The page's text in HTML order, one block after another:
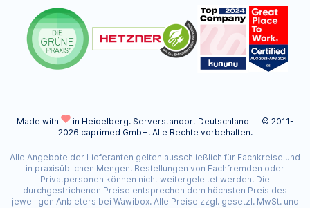
Made with in Heidelberg. Serverstandort Deutschland — © 2011-
2026 caprimed GmbH. Alle Rechte vorbehalten.
Alle Angebote der Lieferanten gelten ausschließlich für Fachkreise und
in praxisüblichen Mengen. Bestellungen von Fachfremden oder
Privatpersonen können nicht weitergeleitet werden. Die
durchgestrichenen Preise entsprechen dem höchsten Preis des
jeweiligen Anbieters bei Wawibox. Alle Preise zzgl. gesetzl. MwSt. und